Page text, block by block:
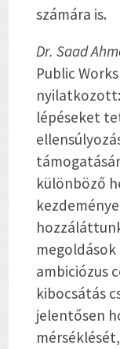
számára is.
Dr. Saad
Public
lépéseket
különböző
megoldások
ambiciózus
kibocsátás
jelentősen